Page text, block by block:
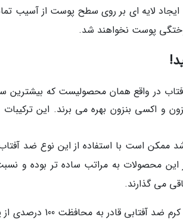
ایجاد لایه ای بر روی سطح پوست از آسیب
پوست نخواهند شد.
در واقع همان محصولیست که بیشترین
ممکن است با استفاده از این نوع ضد
این محصولات به مراتب ساده تر بوده و نسبت
می گذارند.
نکته مهم دیگر این است